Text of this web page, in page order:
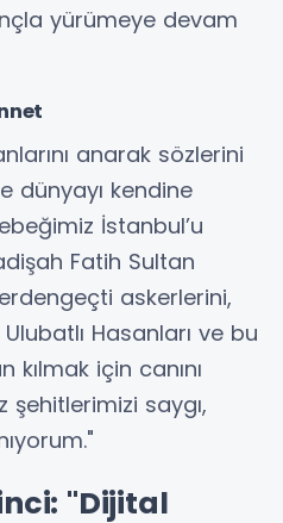
yürümeye devam
anarak sözlerini
dünyayı kendine
İstanbul’u
Fatih Sultan
askerlerini,
Hasanları ve bu
için canını
saygı,
"Dijital